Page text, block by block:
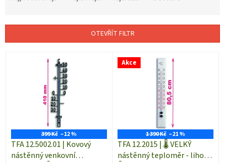
í
OTEVŘÍT FILTR
399 Kč –12 %
TFA 12.5002.01 | Kovový
nástěnný venkovní
Akce
1 390 Kč –21 %
TFA 12.2015 | 🌡️ VELKÝ
nástěnný teploměr - lihový